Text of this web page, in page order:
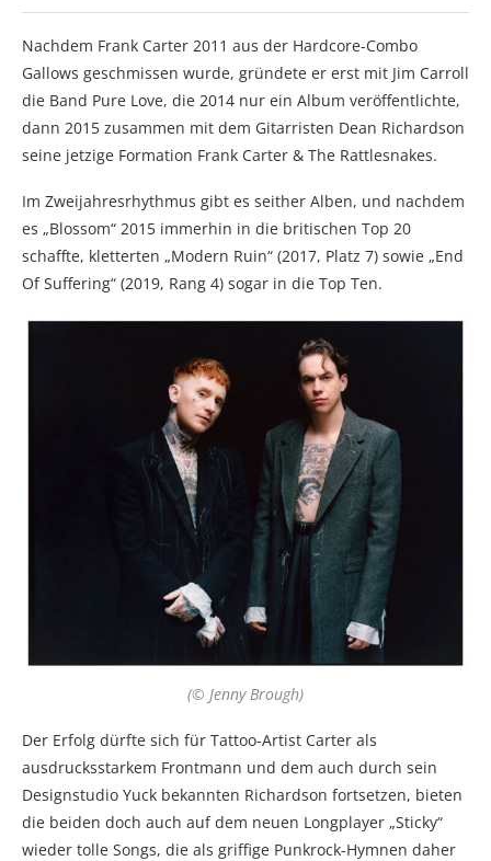
Nachdem Frank Carter 2011 aus der Hardcore-Combo
Gallows geschmissen wurde, gründete er erst mit Jim Carroll
die Band Pure Love, die 2014 nur ein Album veröffentlichte,
dann 2015 zusammen mit dem Gitarristen Dean Richardson
seine jetzige Formation Frank Carter & The Rattlesnakes.
Im Zweijahresrhythmus gibt es seither Alben, und nachdem
es „Blossom“ 2015 immerhin in die britischen Top 20
schaffte, kletterten „Modern Ruin“ (2017, Platz 7) sowie „End
Of Suffering“ (2019, Rang 4) sogar in die Top Ten.
(© Jenny Brough)
Der Erfolg dürfte sich für Tattoo-Artist Carter als
ausdrucksstarkem Frontmann und dem auch durch sein
Designstudio Yuck bekannten Richardson fortsetzen, bieten
die beiden doch auch auf dem neuen Longplayer „Sticky“
wieder tolle Songs, die als griffige Punkrock-Hymnen daher